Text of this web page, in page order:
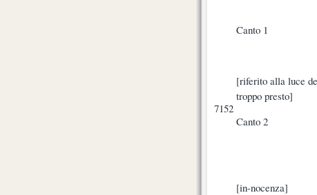
7152
Canto 1
[riferito alla luce
troppo presto]
Canto 2
[in-nocenza]